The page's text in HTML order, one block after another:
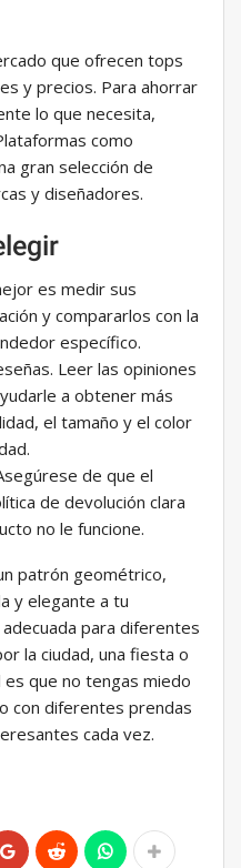
que ofrecen tops
y precios. Para ahorrar
lo que necesita,
como
gran selección de
y diseñadores.
es medir sus
y compararlos con la
específico.
Leer las opiniones
a obtener más
el tamaño y el color
de que el
de devolución clara
no le funcione.
patrón geométrico,
y elegante a tu
para diferentes
la ciudad, una fiesta o
que no tengas miedo
con diferentes prendas
cada vez.